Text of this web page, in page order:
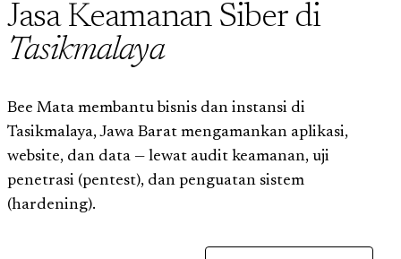
Jasa Keamanan Siber di
Tasikmalaya
Bee Mata membantu bisnis dan instansi di
Tasikmalaya, Jawa Barat mengamankan aplikasi,
website, dan data — lewat audit keamanan, uji
penetrasi (pentest), dan penguatan sistem
(hardening).